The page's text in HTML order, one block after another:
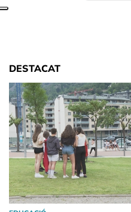
DESTACAT